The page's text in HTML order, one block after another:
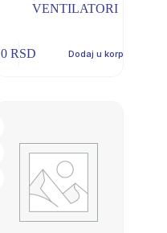
VENTILATORI
0RSD Dodaj u korpu